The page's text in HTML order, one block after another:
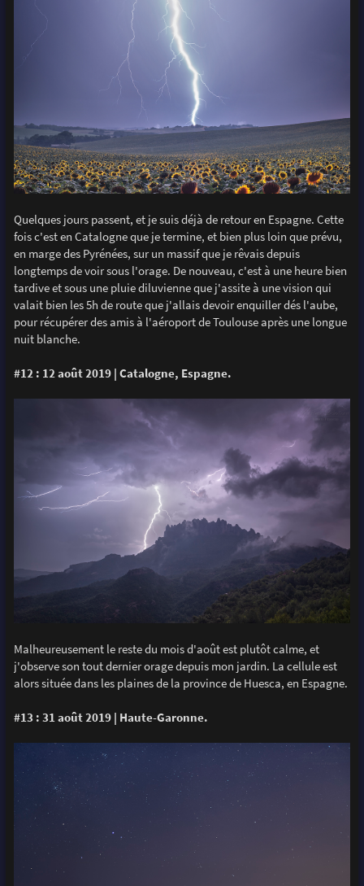
Quelques jours passent, et je suis déjà de retour en Espagne. Cette
fois c'est en Catalogne que je termine, et bien plus loin que prévu,
en marge des Pyrénées, sur un massif que je rêvais depuis
longtemps de voir sous l'orage. De nouveau, c'est à une heure bien
tardive et sous une pluie diluvienne que j'assite à une vision qui
valait bien les 5h de route que j'allais devoir enquiller dés l'aube,
pour récupérer des amis à l'aéroport de Toulouse après une longue
nuit blanche.
#12 : 12 août 2019 | Catalogne, Espagne.
Malheureusement le reste du mois d'août est plutôt calme, et
j'observe son tout dernier orage depuis mon jardin. La cellule est
alors située dans les plaines de la province de Huesca, en Espagne.
#13 : 31 août 2019 | Haute-Garonne.